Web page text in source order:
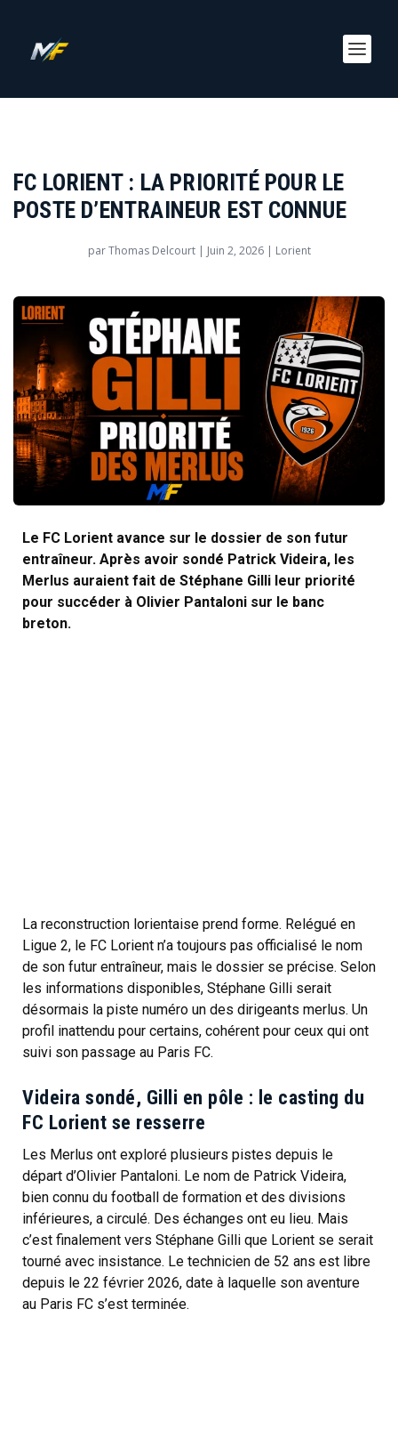
FC LORIENT : LA PRIORITÉ POUR LE
POSTE D’ENTRAINEUR EST CONNUE
parThomas Delcourt| Juin 2, 2026| Lorient
Le FC Lorient avance sur le dossier de son futur
entraîneur. Après avoir sondé Patrick Videira, les
Merlus auraient fait de Stéphane Gilli leur priorité
pour succéder à Olivier Pantaloni sur le banc
breton.
La reconstruction lorientaise prend forme. Relégué en
Ligue 2, le FC Lorient n’a toujours pas officialisé le nom
de son futur entraîneur, mais le dossier se précise. Selon
les informations disponibles, Stéphane Gilli serait
désormais la piste numéro un des dirigeants merlus. Un
profil inattendu pour certains, cohérent pour ceux qui ont
suivi son passage au Paris FC.
Videira sondé, Gilli en pôle : le casting du
FC Lorient se resserre
Les Merlus ont exploré plusieurs pistes depuis le
départ d’Olivier Pantaloni. Le nom de Patrick Videira,
bien connu du football de formation et des divisions
inférieures, a circulé. Des échanges ont eu lieu. Mais
c’est finalement vers Stéphane Gilli que Lorient se serait
tourné avec insistance. Le technicien de 52 ans est libre
depuis le 22 février 2026, date à laquelle son aventure
au Paris FC s’est terminée.